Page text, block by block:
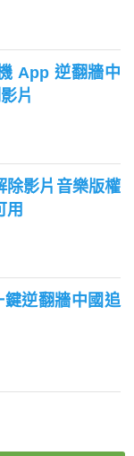
App 逆翻牆中
片
除影片音樂版權
用
逆翻牆中國追